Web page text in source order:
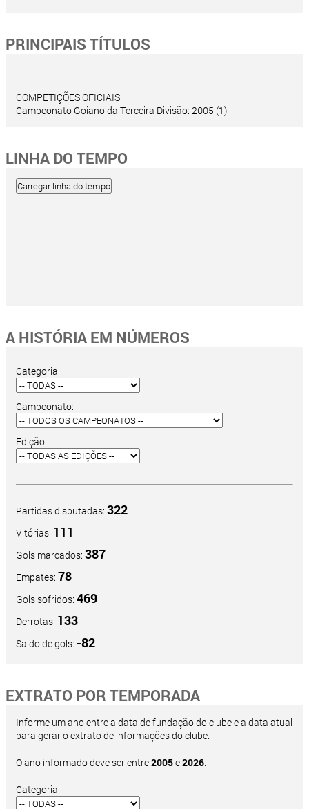
PRINCIPAIS TÍTULOS
COMPETIÇÕES OFICIAIS:
Campeonato Goiano da Terceira Divisão: 2005 (1)
LINHA DO TEMPO
A HISTÓRIA EM NÚMEROS
Categoria:
Campeonato:
Edição:
Partidas disputadas: 322
Vitórias: 111
Gols marcados: 387
Empates: 78
Gols sofridos: 469
Derrotas: 133
Saldo de gols: -82
EXTRATO POR TEMPORADA
Informe um ano entre a data de fundação do clube e a data atual
para gerar o extrato de informações do clube.
O ano informado deve ser entre2005e2026.
Categoria: